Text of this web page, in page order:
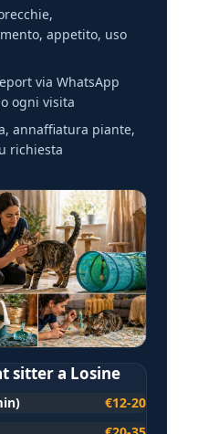
appetito, uso
via WhatsApp
ogni visita
annaffiatura piante,
richiesta
sitter a Losine
€12-20